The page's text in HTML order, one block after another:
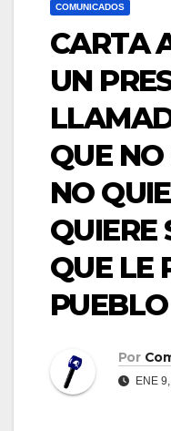
COMUNICADOS
CARTA
UN
QUE NO
NO
QUIERE
QUE LE
PUEBLO
Por
ENE